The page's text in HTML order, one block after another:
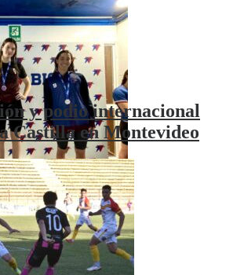
y podio internacional
Castilla en Montevideo